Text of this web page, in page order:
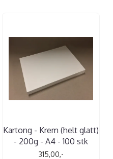
Kartong - Krem (helt glatt)
- 200g - A4 - 100 stk
315,00,-